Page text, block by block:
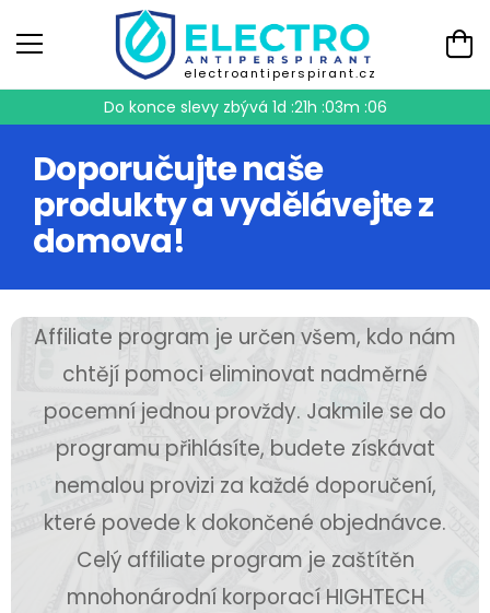
electroantiperspirant.cz
Do konce slevy zbývá 1d :21h :03m :06
Doporučujte naše
produkty a vydělávejte z
domova!
Affiliate program je určen všem, kdo nám
chtějí pomoci eliminovat nadměrné
pocemní jednou provždy. Jakmile se do
programu přihlásíte, budete získávat
nemalou provizi za každé doporučení,
které povede k dokončené objednávce.
Celý affiliate program je zaštítěn
mnohonárodní korporací HIGHTECH